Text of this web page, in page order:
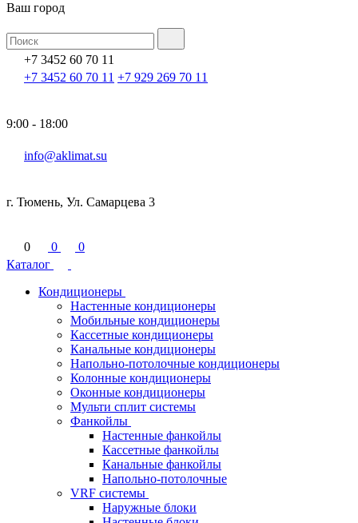
Ваш город
+7 3452 60 70 11
+7 3452 60 70 11 +7 929 269 70 11
9:00 - 18:00
info@aklimat.su
г. Тюмень, Ул. Самарцева 3
0 0
0
Каталог
Кондиционеры
Настенные кондиционеры
Мобильные кондиционеры
Кассетные кондиционеры
Канальные кондиционеры
Напольно-потолочные кондиционеры
Колонные кондиционеры
Оконные кондиционеры
Мульти сплит системы
Фанкойлы
Настенные фанкойлы
Кассетные фанкойлы
Канальные фанкойлы
Напольно-потолочные
VRF системы
Наружные блоки